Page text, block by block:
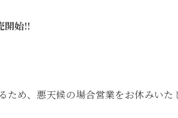
開始!!
ため、悪天候の場合営業をお休みい